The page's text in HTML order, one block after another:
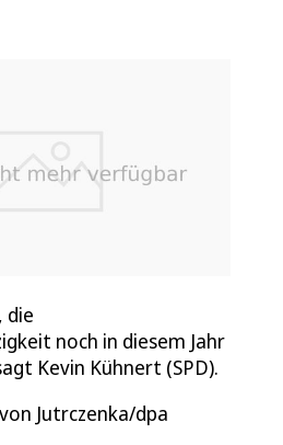
die
noch in diesem Jahr
Kevin Kühnert (SPD).
Jutrczenka/dpa